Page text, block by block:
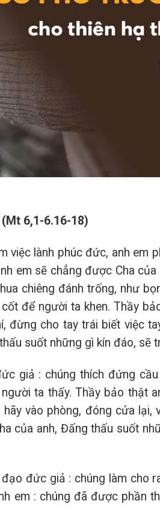
6,1-6.16-18)
việc lành phúc đức, anh em
em sẽ chẳng được Cha
chiêng đánh trống, như
để người ta khen. Thầy
đừng cho tay trái biết việc
suốt những gì kín đáo, sẽ
giả : chúng thích đứng
ta thấy. Thầy bảo thật
vào phòng, đóng cửa lại,
của anh, Đấng thấu suốt
đức giả : chúng làm cho
em : chúng đã được phần